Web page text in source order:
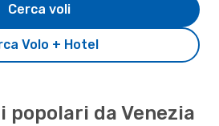
Volo + Hotel
Cerca voli
popolari da Venezia